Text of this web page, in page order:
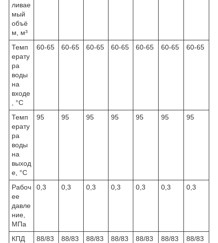
ливае
мый
объё
м, м³
Темп
ерату
ра
воды
на
входе
, °C
60-65 60-65 60-65 60-65 60-65 60-65 60-65
Темп
ерату
ра
воды
на
выход
е, °C
95 95 95 95 95 95 95
Рабоч
ее
давле
ние,
МПа
0,3 0,3 0,3 0,3 0,3 0,3 0,3
КПД
88/83 88/83 88/83 88/83 88/83 88/83 88/83